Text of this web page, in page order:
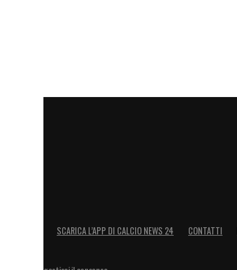
SCARICA L’APP DI CALCIO NEWS 24 CONTATTI